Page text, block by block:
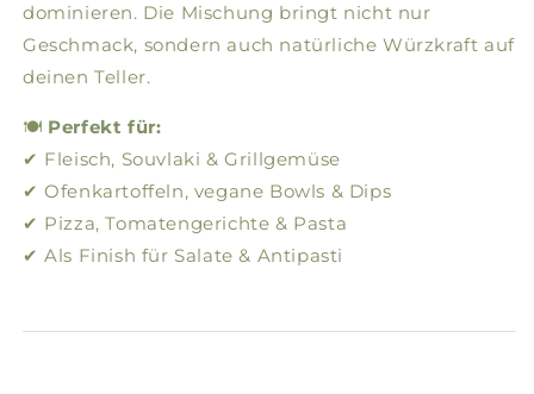
dominieren. Die Mischung bringt nicht nur
Geschmack, sondern auch natürliche Würzkraft auf
deinen Teller.
🍽️ Perfekt für:
✔ Fleisch, Souvlaki & Grillgemüse
✔ Ofenkartoffeln, vegane Bowls & Dips
✔ Pizza, Tomatengerichte & Pasta
✔ Als Finish für Salate & Antipasti